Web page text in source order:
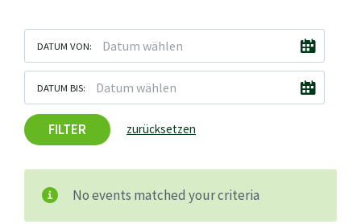
DATUM VON:
DATUM BIS:
FILTER zurücksetzen
No events matched your criteria